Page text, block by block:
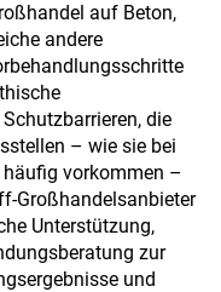
auf Beton,
andere
die
– wie sie bei
vorkommen –
Großhandelsanbieter
Unterstützung,
zur
und